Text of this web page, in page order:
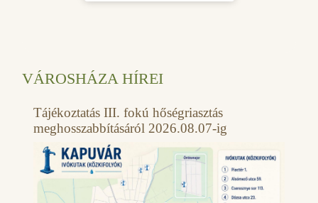
VÁROSHÁZA HÍREI
Tájékoztatás III. fokú hőségriasztás
meghosszabbításáról 2026.08.07-ig